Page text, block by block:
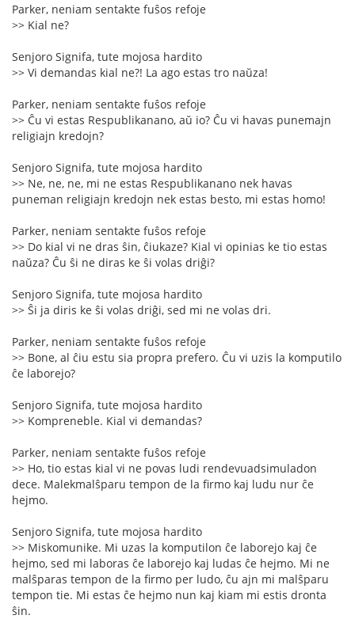
Parker, neniam sentakte fuŝos refoje
>> Kial ne?
Senjoro Signifa, tute mojosa hardito
>> Vi demandas kial ne?! La ago estas tro naŭza!
Parker, neniam sentakte fuŝos refoje
>> Ĉu vi estas Respublikanano, aŭ io? Ĉu vi havas punemajn
religiajn kredojn?
Senjoro Signifa, tute mojosa hardito
>> Ne, ne, ne, mi ne estas Respublikanano nek havas
puneman religiajn kredojn nek estas besto, mi estas homo!
Parker, neniam sentakte fuŝos refoje
>> Do kial vi ne dras ŝin, ĉiukaze? Kial vi opinias ke tio estas
naŭza? Ĉu ŝi ne diras ke ŝi volas driĝi?
Senjoro Signifa, tute mojosa hardito
>> Ŝi ja diris ke ŝi volas driĝi, sed mi ne volas dri.
Parker, neniam sentakte fuŝos refoje
>> Bone, al ĉiu estu sia propra prefero. Ĉu vi uzis la komputilo
ĉe laborejo?
Senjoro Signifa, tute mojosa hardito
>> Kompreneble. Kial vi demandas?
Parker, neniam sentakte fuŝos refoje
>> Ho, tio estas kial vi ne povas ludi rendevuadsimuladon
dece. Malekmalŝparu tempon de la firmo kaj ludu nur ĉe
hejmo.
Senjoro Signifa, tute mojosa hardito
>> Miskomunike. Mi uzas la komputilon ĉe laborejo kaj ĉe
hejmo, sed mi laboras ĉe laborejo kaj ludas ĉe hejmo. Mi ne
malŝparas tempon de la firmo per ludo, ĉu ajn mi malŝparu
tempon tie. Mi estas ĉe hejmo nun kaj kiam mi estis dronta
ŝin.